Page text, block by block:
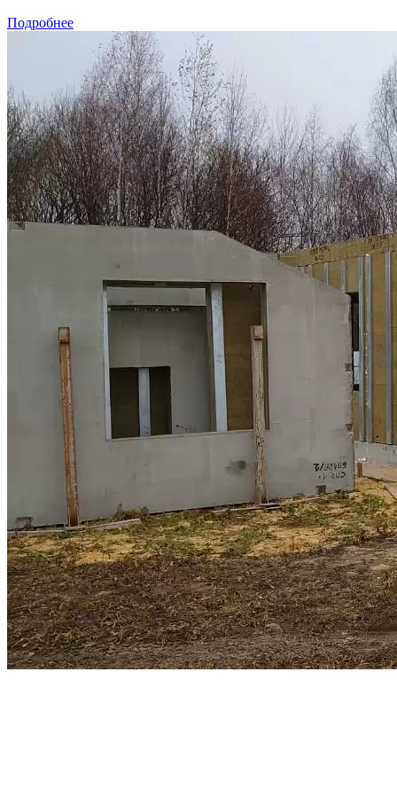
Подробнее